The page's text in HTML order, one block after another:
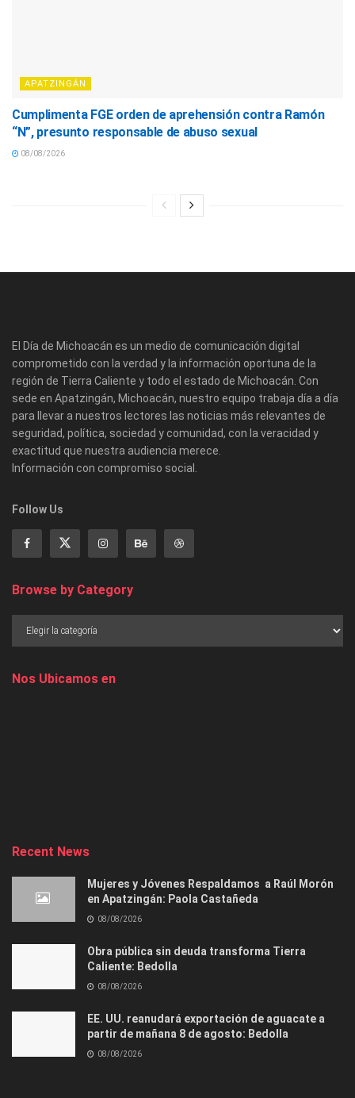
APATZINGÁN
Cumplimenta FGE orden de aprehensión contra Ramón
“N”, presunto responsable de abuso sexual
08/08/2026
El Día de Michoacán es un medio de comunicación digital
comprometido con la verdad y la información oportuna de la
región de Tierra Caliente y todo el estado de Michoacán. Con
sede en Apatzingán, Michoacán, nuestro equipo trabaja día a día
para llevar a nuestros lectores las noticias más relevantes de
seguridad, política, sociedad y comunidad, con la veracidad y
exactitud que nuestra audiencia merece.
Información con compromiso social.
Follow Us
Browse by Category
Nos Ubicamos en
Recent News
Mujeres y Jóvenes Respaldamos a Raúl Morón
en Apatzingán: Paola Castañeda
08/08/2026
Obra pública sin deuda transforma Tierra
Caliente: Bedolla
08/08/2026
EE. UU. reanudará exportación de aguacate a
partir de mañana 8 de agosto: Bedolla
08/08/2026